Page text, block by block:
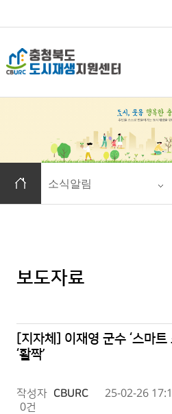
홈으로 이동
소식알림
보도자료
[지자체] 이재영 군수 ‘스마트
‘활짝’
작성자 CBURC 25-02-26
0건